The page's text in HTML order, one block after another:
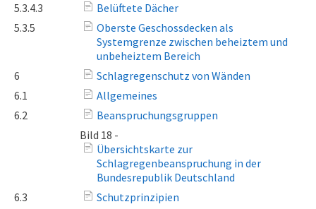
5.3.4.3
Belüftete Dächer
5.3.5
Oberste Geschossdecken als
Systemgrenze zwischen beheiztem und
unbeheiztem Bereich
6
Schlagregenschutz von Wänden
6.1
Allgemeines
6.2
Beanspruchungsgruppen
Bild 18 -
Übersichtskarte zur
Schlagregenbeanspruchung in der
Bundesrepublik Deutschland
6.3
Schutzprinzipien